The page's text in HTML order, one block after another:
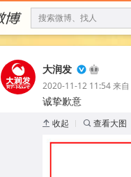
搜索微博、找人
大润发
2020-11-12 11:54来自
诚挚歉意 ​​​​
k 收起 f 查看大图